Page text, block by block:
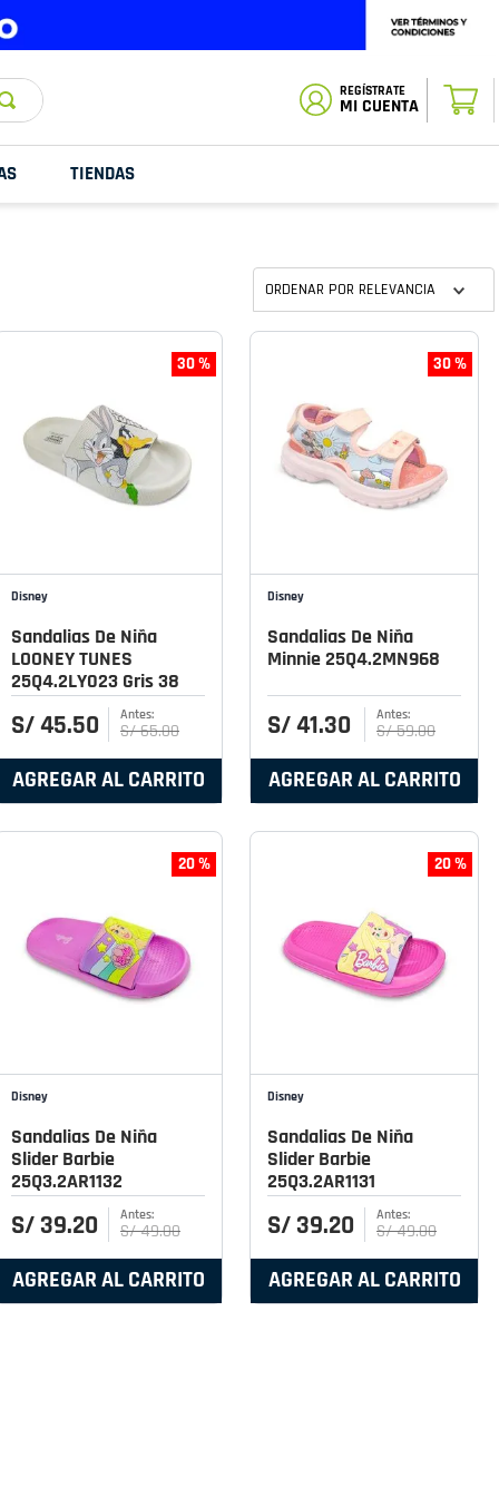
MI CUENTA
TIENDAS
ORDENAR POR RELEVANCIA
30 %
Disney
Sandalias De Niña
LOONEY TUNES
25Q4.2LY023 Gris 38
S/45.50 S/65.00
AGREGAR AL CARRITO
30 %
Disney
Sandalias De Niña
Minnie 25Q4.2MN968
S/41.30 S/59.00
AGREGAR AL CARRITO
20 %
Disney
Sandalias De Niña
Slider Barbie
25Q3.2AR1132
S/39.20 S/49.00
AGREGAR AL CARRITO
20 %
Disney
Sandalias De Niña
Slider Barbie
25Q3.2AR1131
S/39.20 S/49.00
AGREGAR AL CARRITO